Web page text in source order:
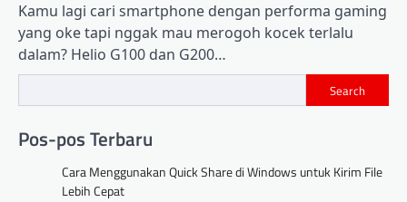
Kamu lagi cari smartphone dengan performa gaming
yang oke tapi nggak mau merogoh kocek terlalu
dalam? Helio G100 dan G200…
Search
Pos-pos Terbaru
Cara Menggunakan Quick Share di Windows untuk Kirim File
Lebih Cepat